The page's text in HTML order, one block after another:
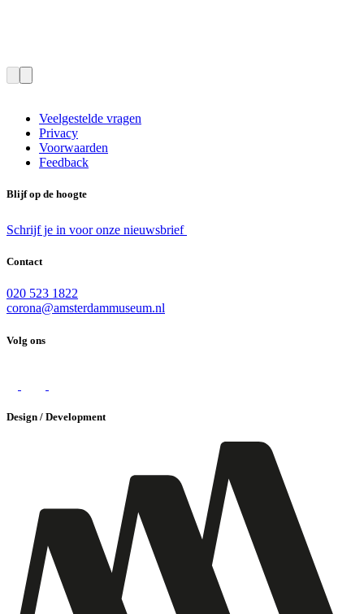
Veelgestelde vragen
Privacy
Voorwaarden
Feedback
Blijf op de hoogte
Schrijf je in voor onze nieuwsbrief
Contact
020 523 1822
corona@amsterdammuseum.nl
Volg ons
Design / Development